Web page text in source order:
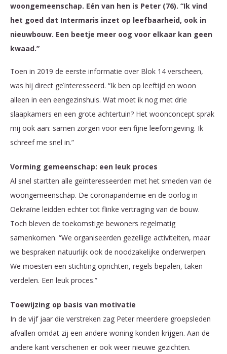
woongemeenschap. Eén van hen is Peter (76). “Ik vind
het goed dat Intermaris inzet op leefbaarheid, ook in
nieuwbouw. Een beetje meer oog voor elkaar kan geen
kwaad.”
Toen in 2019 de eerste informatie over Blok 14 verscheen,
was hij direct geïnteresseerd. “Ik ben op leeftijd en woon
alleen in een eengezinshuis. Wat moet ik nog met drie
slaapkamers en een grote achtertuin? Het woonconcept sprak
mij ook aan: samen zorgen voor een fijne leefomgeving. Ik
schreef me snel in.”
Vorming gemeenschap: een leuk proces
Al snel startten alle geïnteresseerden met het smeden van de
woongemeenschap. De coronapandemie en de oorlog in
Oekraïne leidden echter tot flinke vertraging van de bouw.
Toch bleven de toekomstige bewoners regelmatig
samenkomen. “We organiseerden gezellige activiteiten, maar
we bespraken natuurlijk ook de noodzakelijke onderwerpen.
We moesten een stichting oprichten, regels bepalen, taken
verdelen. Een leuk proces.”
Toewijzing op basis van motivatie
In de vijf jaar die verstreken zag Peter meerdere groepsleden
afvallen omdat zij een andere woning konden krijgen. Aan de
andere kant verschenen er ook weer nieuwe gezichten.